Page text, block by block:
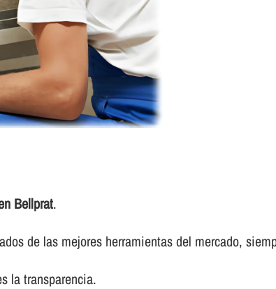
Bellprat.
de las mejores herramientas del mercado,
la transparencia.